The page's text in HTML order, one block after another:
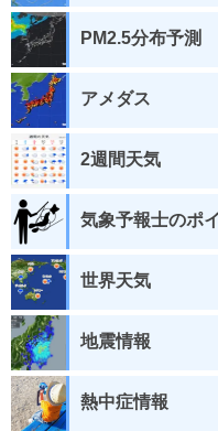
PM2.5分布予測
アメダス
2週間天気
気象予報士のポ
世界天気
地震情報
熱中症情報